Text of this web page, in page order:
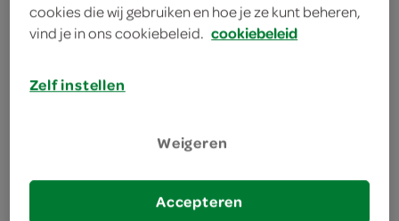
omschrijving
Ontdek de Smaakvolle Milner Jong Belegen Komijn
Jong Belegen Komijn Plakken haal je een heerlijke en
van het gerenommeerde A-merk Milner, staat
bekend om zijn hoge kwaliteit en smaakvolle
cookies die wij gebruiken en hoe je ze kunt beheren,
vind je in ons cookiebeleid. cookiebeleid
Zelf instellen
Weigeren
Accepteren